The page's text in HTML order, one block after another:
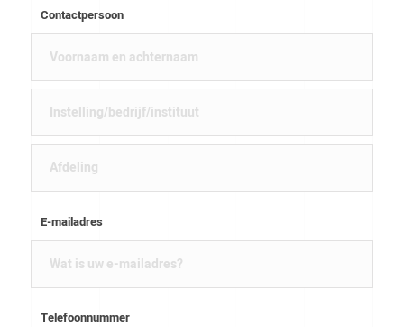
Contactpersoon
E-mailadres
Telefoonnummer